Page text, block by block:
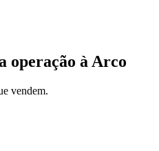
operação à Arco
vendem.